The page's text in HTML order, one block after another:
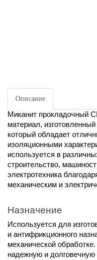
Описание
Миканит прокладочный
материал,
который обладает
изоляционными
используется в
строительство,
электротехника
механическим и
Назначение
Используется для
и антифрикционного
механической
надежную и